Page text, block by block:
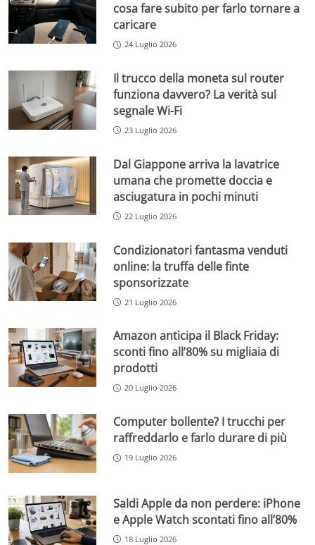
cosa fare subito per farlo tornare a
caricare
24 Luglio 2026
Il trucco della moneta sul router
funziona davvero? La verità sul
segnale Wi-Fi
23 Luglio 2026
Dal Giappone arriva la lavatrice
umana che promette doccia e
asciugatura in pochi minuti
22 Luglio 2026
Condizionatori fantasma venduti
online: la truffa delle finte
sponsorizzate
21 Luglio 2026
Amazon anticipa il Black Friday:
sconti fino all’80% su migliaia di
prodotti
20 Luglio 2026
Computer bollente? I trucchi per
raffreddarlo e farlo durare di più
19 Luglio 2026
Saldi Apple da non perdere: iPhone
e Apple Watch scontati fino all’80%
18 Luglio 2026